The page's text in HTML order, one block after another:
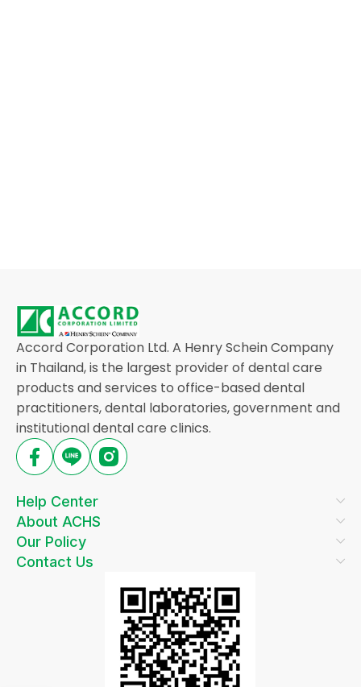
Accord Corporation Ltd. A Henry Schein Company
in Thailand, is the largest provider of dental care
products and services to office-based dental
practitioners, dental laboratories, government and
institutional dental care clinics.
Help Center
About ACHS
Our Policy
Contact Us